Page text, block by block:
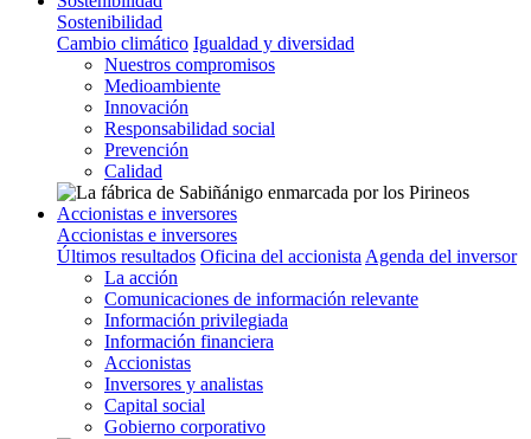
Sostenibilidad
Cambio climático Igualdad y diversidad
Nuestros compromisos
Medioambiente
Innovación
Responsabilidad social
Prevención
Calidad
Accionistas e inversores
Accionistas e inversores
Últimos resultados Oficina del accionista Agenda del inversor
La acción
Comunicaciones de información relevante
Información privilegiada
Información financiera
Accionistas
Inversores y analistas
Capital social
Gobierno corporativo